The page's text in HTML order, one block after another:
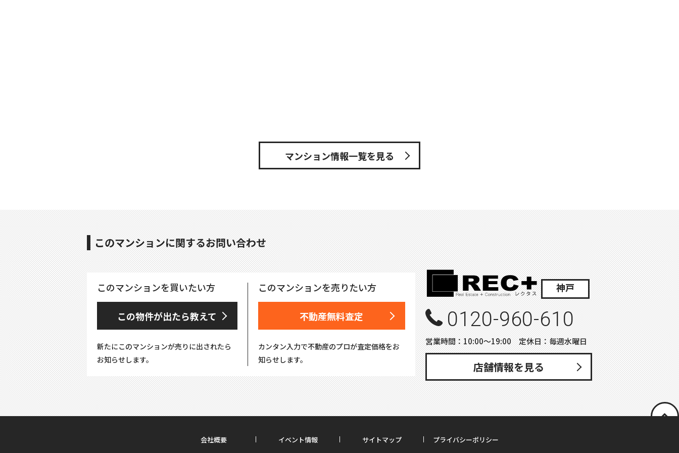
マンション情報一覧を見る
このマンションに関するお問い合わせ
このマンションを買いたい方
この物件が出たら教えて
新たにこのマンションが売りに出されたら
お知らせします。
このマンションを売りたい方
不動産無料査定
カンタン入力で不動産のプロが査定価格をお
知らせします。
神戸
0120-960-610
営業時間：10:00〜19:00 定休日：毎週水曜日
店舗情報を見る
会社概要 イベント情報 サイトマップ プライバシーポリシー